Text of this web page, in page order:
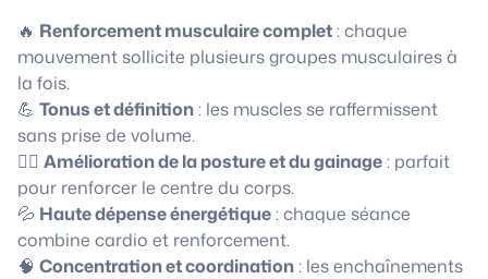
🔥 Renforcement musculaire complet: chaque
mouvement sollicite plusieurs groupes musculaires à
la fois.
💪 Tonus et définition: les muscles se raffermissent
sans prise de volume.
🧘‍♀️ Amélioration de la posture et du gainage: parfait
pour renforcer le centre du corps.
💦 Haute dépense énergétique: chaque séance
combine cardio et renforcement.
🧠 Concentration et coordination: les enchaînements